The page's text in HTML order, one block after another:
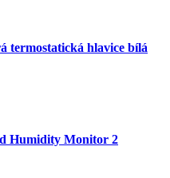
termostatická hlavice bílá
Humidity Monitor 2